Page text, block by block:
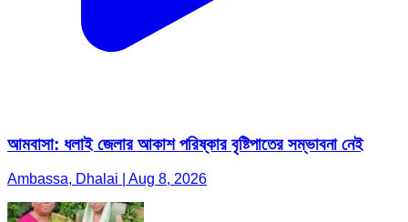
আমবাসা: ধলাই জেলার আকাশ পরিষ্কার বৃষ্টিপাতের সম্ভাবনা নেই
Ambassa, Dhalai | Aug 8, 2026